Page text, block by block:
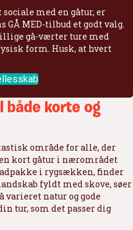
med en gåtur, er
GÅ MED-tilbud et godt valg.
gå-værter ture med
form. Husk, at hvert
både korte og
område for alle, der
kort gåtur i nærområdet
i rygsækken, finder
fyldt med skove, søer
varieret natur og gode
tur, som det passer dig